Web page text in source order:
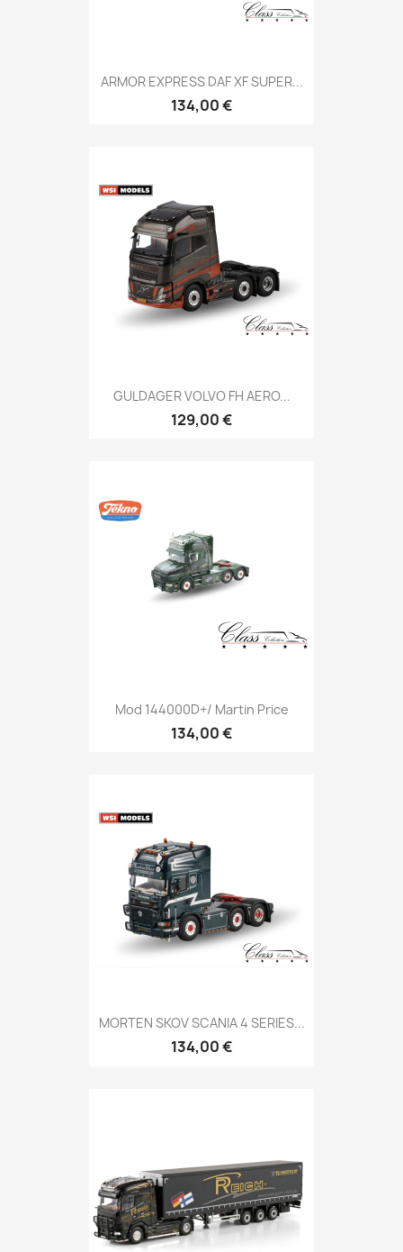
ARMOR EXPRESS DAF XF SUPER...
134,00 €
GULDAGER VOLVO FH AERO...
129,00 €
Mod 144000D+/ Martin Price
134,00 €
MORTEN SKOV SCANIA 4 SERIES...
134,00 €